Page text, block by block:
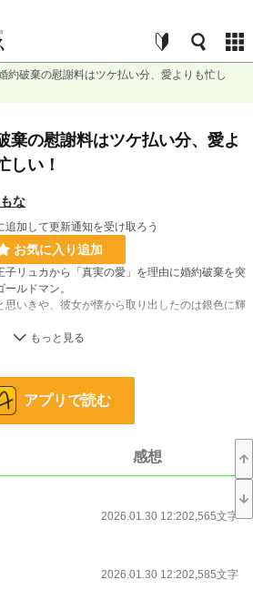
約破棄の慰謝料はツケ払い分、愛よりも忙し
棄の慰謝料はツケ払い分、愛よ
しい！
な
追加して更新通知を受け取ろう
お気に入り追加
子リュカから「真実の愛」を理由に婚約破棄を突
ルドマン。
いきや、彼女が懐から取り出したのは銀色に輝
んわ。計算（一番大事なところ）なんですの」
件
件
アプリで読む
感想
2026.01.30 12:202,565文字
2026.01.30 12:202,585文字